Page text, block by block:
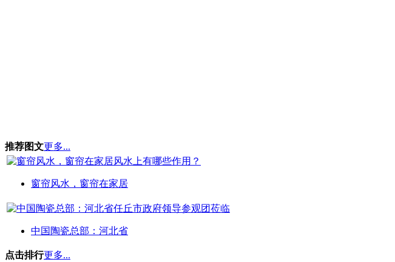
推荐图文更多...
窗帘风水，窗帘在家居
中国陶瓷总部：河北省
点击排行更多...